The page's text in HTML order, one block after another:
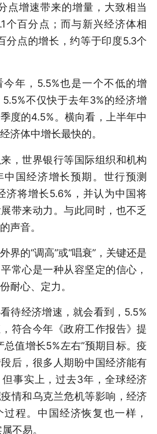
点增速带来的增量，大致相当
个百分点；而与新兴经济体相
分点的增长，约等于印度5.3个
，5.5%也是一个不低的增
不仅快于去年3%的经济增
度的4.5%。横向看，上半年中
济体中增长最快的。
世界银行等国际组织和机构
中国经济增长预期。世行预测
济将增长5.6%，并认为中国将
带来动力。与此同时，也不乏
声音。
的“调高”或“唱衰”，关键还是
常心是一种从容坚定的信心，
耐心、定力。
经济增速，就会看到，5.5%
符合今年《政府工作报告》提
总值增长5%左右”预期目标。疫
后，很多人期盼中国经济能有
事实上，过去3年，全球经济
情和乌克兰危机等影响，经济
程。中国经济恢复也一样，
不易。